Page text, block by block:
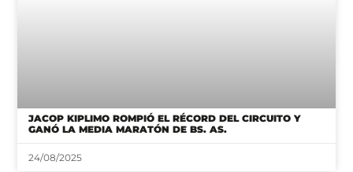
JACOP KIPLIMO ROMPIÓ EL RÉCORD DEL CIRCUITO Y
GANÓ LA MEDIA MARATÓN DE BS. AS.
24/08/2025